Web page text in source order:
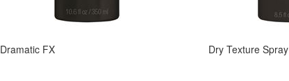
Dramatic FX Dry Texture Spray